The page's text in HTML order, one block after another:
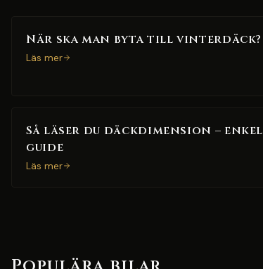
När ska man byta till vinterdäck?
Läs mer
Så läser du däckdimension – enkel
guide
Läs mer